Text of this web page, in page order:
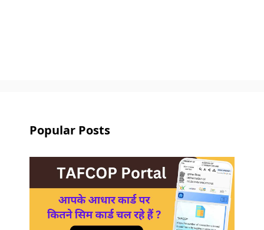
Popular Posts